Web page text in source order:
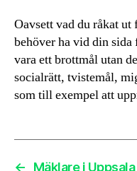
Oavsett vad du råkat ut
behöver ha vid din
vara ett brottmål utan
socialrätt, tvistemål,
som till exempel att
←
Mäklare i